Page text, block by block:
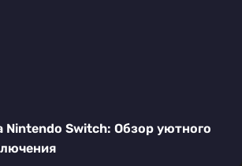
Nintendo Switch: Обзор уютного